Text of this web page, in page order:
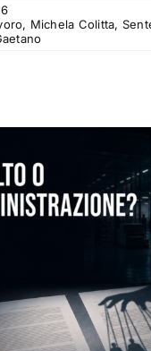
Michela Colitta,